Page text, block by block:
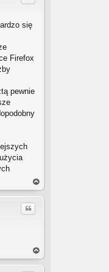
się
Firefox
pewnie
a
Cytuj
a